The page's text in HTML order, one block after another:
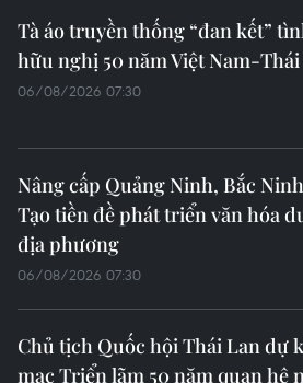
Tà áo truyền thống “đan kết”
hữu nghị 50 năm Việt Nam-
06/08/2026 07:30
Nâng cấp Quảng Ninh, Bắc
Tạo tiền đề phát triển văn hóa
địa phương
06/08/2026 07:30
Chủ tịch Quốc hội Thái Lan dự
mạc Triển lãm 50 năm quan hệ